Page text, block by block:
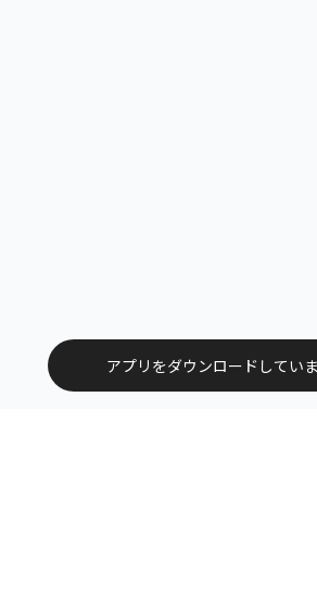
アプリをダウンロードしてい